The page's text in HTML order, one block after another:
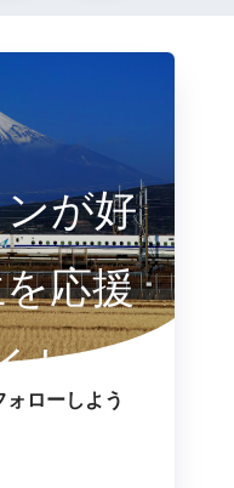
が好
応援
ト
ローしよう